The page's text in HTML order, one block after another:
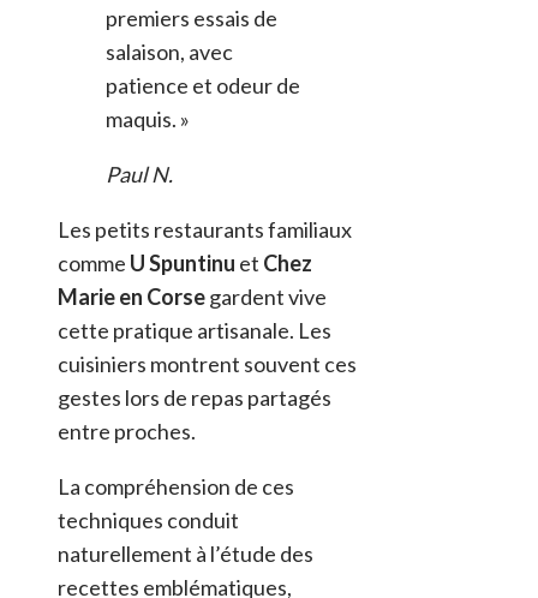
premiers essais de
salaison, avec
patience et odeur de
maquis. »
Paul N.
Les petits restaurants familiaux
comme U Spuntinu et Chez
Marie en Corsegardent vive
cette pratique artisanale. Les
cuisiniers montrent souvent ces
gestes lors de repas partagés
entre proches.
La compréhension de ces
techniques conduit
naturellement à l’étude des
recettes emblématiques,